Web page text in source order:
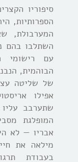
סיפוריו
הספרותיות,
המערבולת,
השתלבו בהם
עם רישומי
הבוהמית,
של שליטה
אפילו
שתערבב
המופלגת
אבריו — לא
מילאה את
בעבודת